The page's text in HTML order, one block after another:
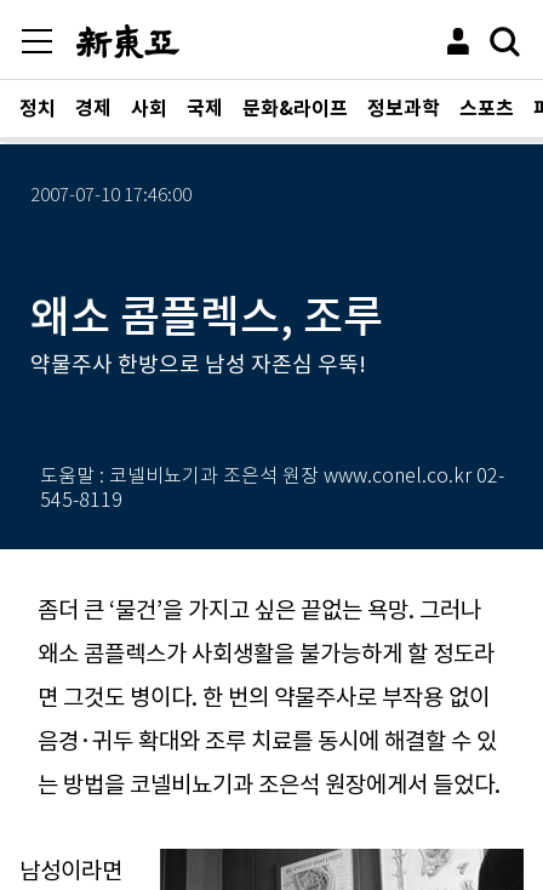
정치 경제 사회 국제 문화&라이프 정보과학 스포츠
2007-07-10 17:46:00
왜소 콤플렉스, 조루
약물주사 한방으로 남성 자존심 우뚝!
도움말 : 코넬비뇨기과 조은석 원장 www.conel.co.kr 02-
545-8119
좀더 큰 ‘물건’을 가지고 싶은 끝없는 욕망. 그러나
왜소 콤플렉스가 사회생활을 불가능하게 할 정도라
면 그것도 병이다. 한 번의 약물주사로 부작용 없이
음경·귀두 확대와 조루 치료를 동시에 해결할 수 있
는 방법을 코넬비뇨기과 조은석 원장에게서 들었다.
남성이라면